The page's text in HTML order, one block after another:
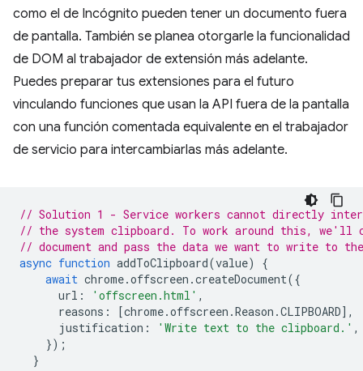
como el de Incógnito pueden tener un documento fuera
de pantalla. También se planea otorgarle la funcionalidad
de DOM al trabajador de extensión más adelante.
Puedes preparar tus extensiones para el futuro
vinculando funciones que usan la API fuera de la pantalla
con una función comentada equivalente en el trabajador
de servicio para intercambiarlas más adelante.
// Solution 1 - Service workers cannot directly
// the system clipboard. To work around this, we'll
// document and pass the data we want to write to
async function addToClipboard(value)
{
await chrome.offscreen .createDocument({
url : 'offscreen.html' ,
reasons : [chrome.offscreen .Reason .CLIPBOARD],
justification : 'Write text to the clipboard.' ,
});
}